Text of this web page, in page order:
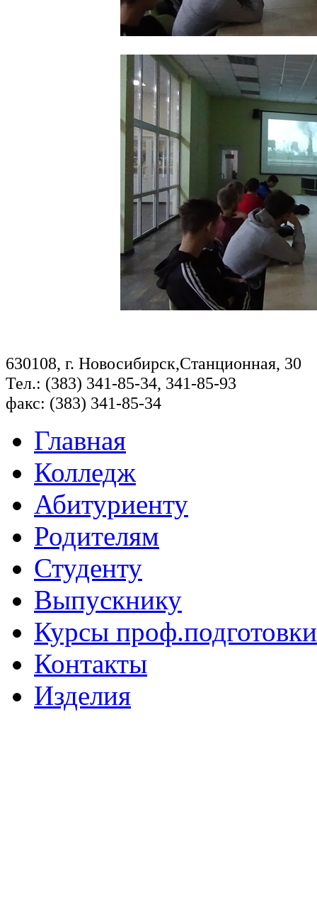
630108, г. Новосибирск,Станционная, 30
Тел.: (383) 341-85-34, 341-85-93
факс: (383) 341-85-34
Главная
Колледж
Абитуриенту
Родителям
Студенту
Выпускнику
Курсы проф.подготовки
Контакты
Изделия